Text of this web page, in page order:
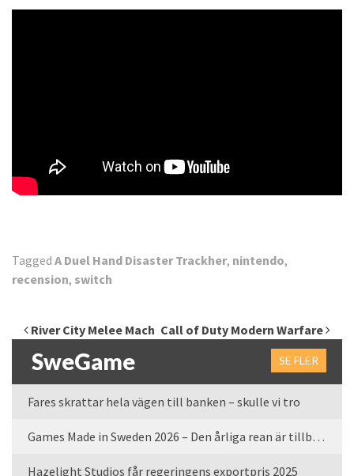
Tagged A Duel Hand Disaster Trackher, nintendo,
recension, switch
Inläggsnavigering
River City Melee Mach Call of Duty Modern Warfare
SweGame SE FLER
Fares skrattar hela vägen till banken – skulle vi tro
Games Made in Sweden 2026 – Den årliga rean är tillbaka
Hazelight Studios får regeringens exportpris 2025